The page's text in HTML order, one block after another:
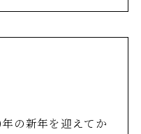
の新年を迎えてか